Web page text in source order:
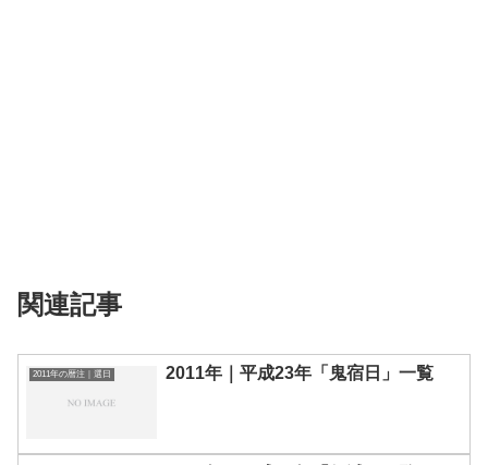
関連記事
2011年の暦注｜選日 2011年｜平成23年「鬼宿日」一覧